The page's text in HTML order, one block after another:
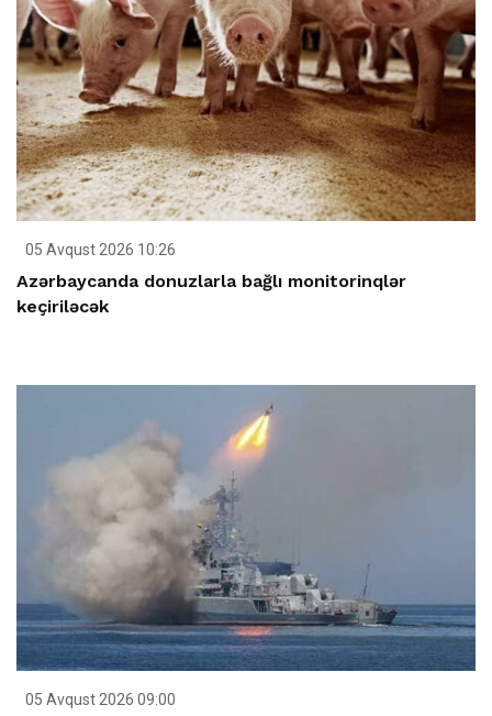
05 Avqust 2026 10:26
Azərbaycanda donuzlarla bağlı monitorinqlər
keçiriləcək
05 Avqust 2026 09:00